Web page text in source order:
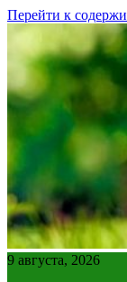
Перейти к
9 августа, 2026